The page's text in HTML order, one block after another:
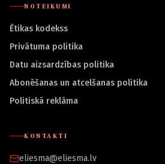
NOTEIKUMI
Ētikas kodekss
Privātuma politika
Datu aizsardzības politika
Abonēšanas un atcelšanas politika
Politiskā reklāma
KONTAKTI
eliesma@eliesma.lv